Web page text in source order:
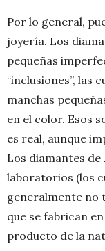
Por lo general,
joyería. Los
pequeñas
“inclusiones”, las
manchas
en el color. Esos
es real, aunque
Los diamantes
laboratorios (los
generalmente no
que se fabrican
producto de la